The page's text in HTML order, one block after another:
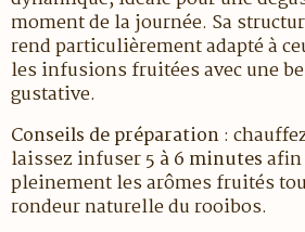
moment de la journée. Sa
rend particulièrement adapté à
les infusions fruitées avec une
gustative.
Conseils de préparation:
laissez infuser5 à 6 minutes
pleinement les arômes fruités
rondeur naturelle du rooibos.